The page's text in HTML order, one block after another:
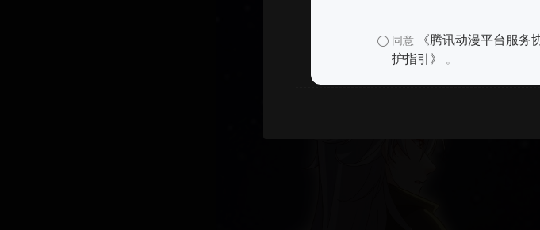
同意 《腾讯动漫平台服务
护指引》
。